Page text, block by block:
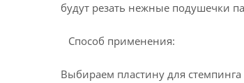
будут резать нежные подушечки
⠀Способ применения:
Выбираем пластину для